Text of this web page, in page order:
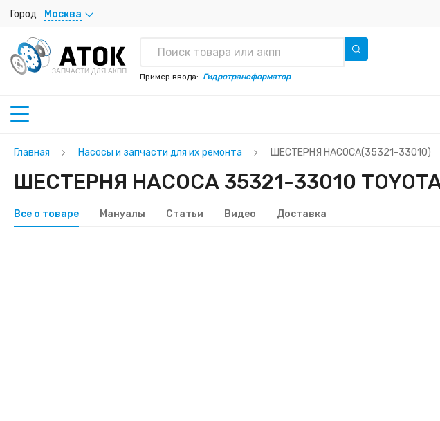
Город Москва
ЗАПЧАСТИ ДЛЯ АКПП
Пример ввода: Гидротрансформатор
Главная Насосы и запчасти для их ремонта ШЕСТЕРНЯ НАСОСА(35321-33010)
ШЕСТЕРНЯ НАСОСА 35321-33010
Все о товаре Мануалы Статьи Видео Доставка